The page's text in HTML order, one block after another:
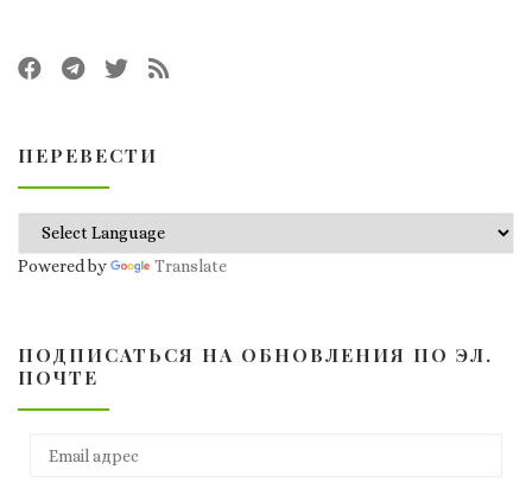
ПЕРЕВЕСТИ
Powered by Translate
ПОДПИСАТЬСЯ НА ОБНОВЛЕНИЯ ПО ЭЛ.
ПОЧТЕ